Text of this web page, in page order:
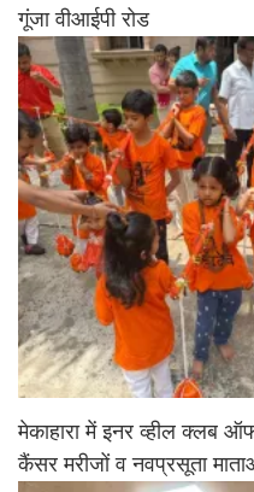
गूंजा वीआईपी रोड
मेकाहारा में इनर व्हील क्लब
कैंसर मरीजों व नवप्रसूता